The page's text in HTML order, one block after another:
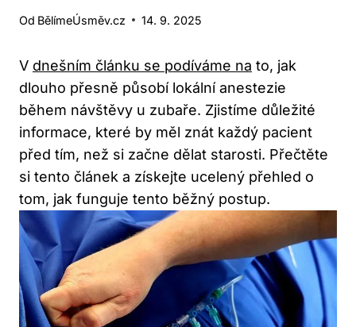
Od BělímeÚsměv.cz 14. 9. 2025
V dnešním článku se podíváme na to, jak
dlouho přesně působí lokální anestezie
během návštěvy u zubaře. Zjistíme důležité
informace, které by měl znát každý pacient
před tím, než si začne dělat starosti. Přečtěte
si tento článek a získejte ucelený přehled o
tom, jak funguje tento běžný postup.